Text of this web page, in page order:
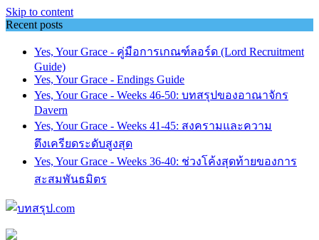
Skip to content
Recent posts
Yes, Your Grace - คู่มือการเกณฑ์ลอร์ด (Lord Recruitment
Guide)
Yes, Your Grace - Endings Guide
Yes, Your Grace - Weeks 46-50: บทสรุปของอาณาจักร
Davern
Yes, Your Grace - Weeks 41-45: สงครามและความ
ตึงเครียดระดับสูงสุด
Yes, Your Grace - Weeks 36-40: ช่วงโค้งสุดท้ายของการ
สะสมพันธมิตร